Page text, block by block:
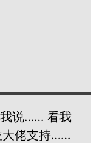
说…… 看我
大佬支持……